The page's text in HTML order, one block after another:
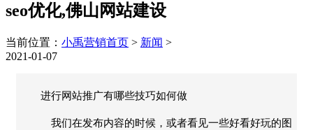
seo优化,佛山网站建设
当前位置： 小禹营销首页 > 新闻 >
2021-01-07
进行网站推广有哪些技巧如何做
我们在发布内容的时候，或者看见一些好看好玩的图